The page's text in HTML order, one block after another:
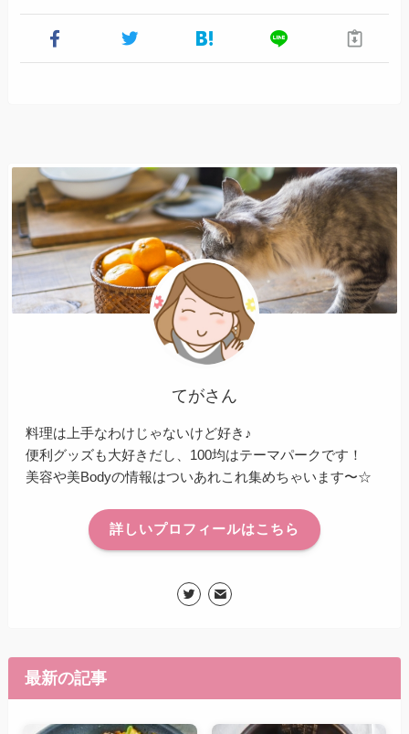
てがさん
料理は上手なわけじゃないけど好き♪
便利グッズも大好きだし、100均はテーマパークです！
美容や美Bodyの情報はついあれこれ集めちゃいます〜☆
詳しいプロフィールはこちら
最新の記事